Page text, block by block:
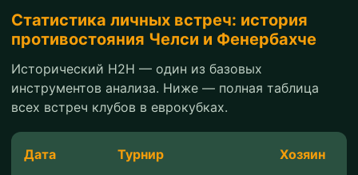
Статистика личных встреч: история
противостояния Челси и Фенербахче
Исторический H2H — один из базовых
инструментов анализа. Ниже — полная таблица
всех встреч клубов в еврокубках.
Дата Турнир Хозяин